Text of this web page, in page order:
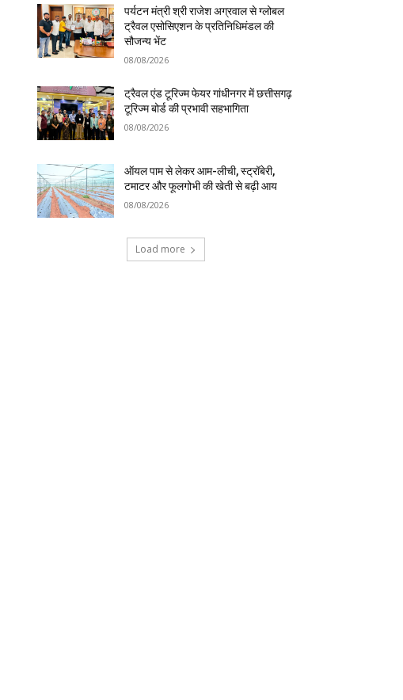
पर्यटन मंत्री श्री राजेश अग्रवाल से ग्लोबल
ट्रैवल एसोसिएशन के प्रतिनिधिमंडल की
सौजन्य भेंट
08/08/2026
ट्रैवल एंड टूरिज्म फेयर गांधीनगर में छत्तीसगढ़
टूरिज्म बोर्ड की प्रभावी सहभागिता
08/08/2026
ऑयल पाम से लेकर आम-लीची, स्ट्रॉबेरी,
टमाटर और फूलगोभी की खेती से बढ़ी आय
08/08/2026
Load more